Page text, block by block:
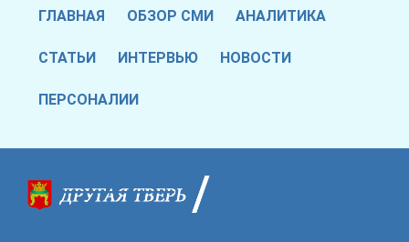
ГЛАВНАЯ ОБЗОР СМИ АНАЛИТИКА
СТАТЬИ ИНТЕРВЬЮ НОВОСТИ
ПЕРСОНАЛИИ